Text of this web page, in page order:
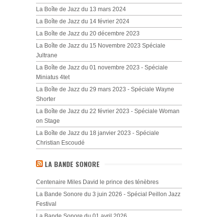
La Boîte de Jazz du 13 mars 2024
La Boîte de Jazz du 14 février 2024
La Boîte de Jazz du 20 décembre 2023
La Boîte de Jazz du 15 Novembre 2023 Spéciale
Jultrane
La Boîte de Jazz du 01 novembre 2023 - Spéciale
Miniatus 4tet
La Boîte de Jazz du 29 mars 2023 - Spéciale Wayne
Shorter
La Boîte de Jazz du 22 février 2023 - Spéciale Woman
on Stage
La Boîte de Jazz du 18 janvier 2023 - Spéciale
Christian Escoudé
LA BANDE SONORE
Centenaire Miles David le prince des ténèbres
La Bande Sonore du 3 juin 2026 - Spécial Peillon Jazz
Festival